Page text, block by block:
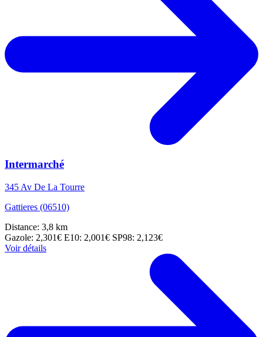
Intermarché
345 Av De La Tourre
Gattieres (06510)
Distance: 3,8 km
Gazole: 2,301€ E10: 2,001€ SP98: 2,123€
Voir détails